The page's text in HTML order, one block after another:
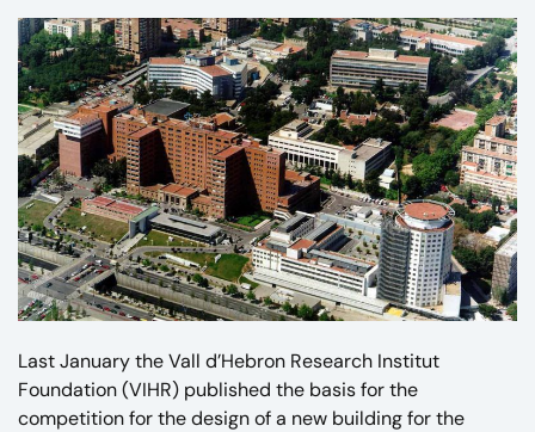
Last January theVall d’Hebron Research Institut
Foundation (VIHR) published the basis for the
competition for the design of a new building for the